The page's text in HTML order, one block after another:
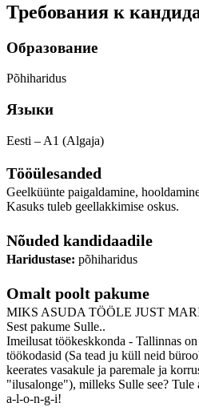
Требования к
Образование
Põhiharidus
Языки
Eesti – A1 (Algaja)
Tööülesanded
Geelküünte paigaldamine,
Kasuks tuleb geellakkimise oskus.
Nõuded kandidaadile
Haridustase: põhiharidus
Omalt poolt pakume
MIKS ASUDA TÖÖLE JUST
Sest pakume Sulle..
Imeilusat töökeskkonda - Tallinnas
töökodasid (Sa tead ju küll neid
keerates vasakule ja paremale ja
"ilusalonge"), milleks Sulle see?
a-l-o-n-g-i!